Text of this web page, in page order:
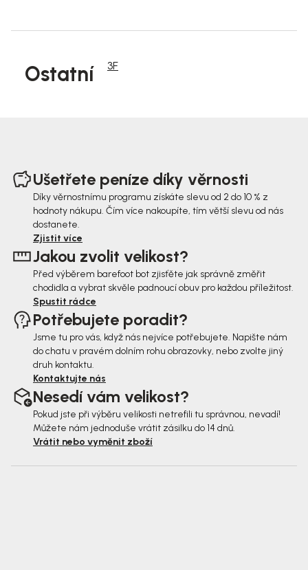
Ostatní 3F
Ušetřete peníze díky věrnosti
Díky věrnostnímu programu získáte slevu od 2 do 10 % z
hodnoty nákupu. Čím více nakoupíte, tím větší slevu od nás
dostanete.
Zjistit více
Jakou zvolit velikost?
Před výběrem barefoot bot zjisťěte jak správně změřit
chodidla a vybrat skvěle padnoucí obuv pro každou příležitost.
Spustit rádce
Potřebujete poradit?
Jsme tu pro vás, když nás nejvíce potřebujete. Napište nám
do chatu v pravém dolním rohu obrazovky, nebo zvolte jiný
druh kontaktu.
Kontaktujte nás
Nesedí vám velikost?
Pokud jste při výběru velikosti netrefili tu správnou, nevadí!
Můžete nám jednoduše vrátit zásilku do 14 dnů.
Vrátit nebo vyměnit zboží